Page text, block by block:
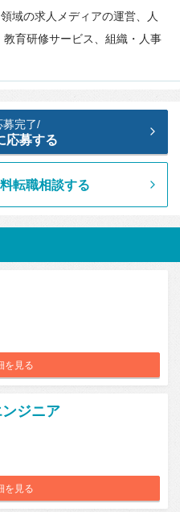
域の求人メディアの運営、人
育研修サービス、組織・人事
転職相談する
完了/
応募する
を見る
ジニア
を見る